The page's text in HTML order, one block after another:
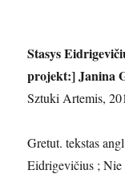
Stasys
projekt:] Janina
Sztuki Artemis,
Gretut. tekstas
Eidrigevičius ;